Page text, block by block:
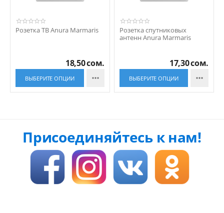
Розетка ТВ Anura Marmaris
18,50сом.
ВЫБЕРИТЕ ОПЦИИ 
Розетка спутниковых
антенн Anura Marmaris
17,30сом.
ВЫБЕРИТЕ ОПЦИИ 
Присоединяйтесь к нам!